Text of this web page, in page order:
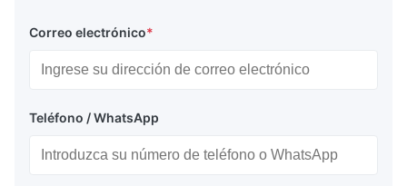
Correo electrónico*
Teléfono / WhatsApp